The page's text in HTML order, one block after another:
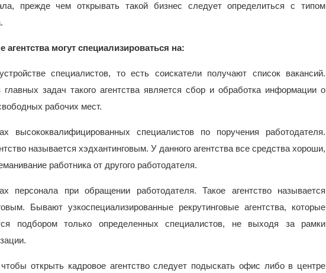
прежде чем открывать такой бизнес следует определиться с типом
агентства могут специализироваться на:
специалистов, то есть соискатели получают список вакансий.
задач такого агентства является сбор и обработка информации о
рабочих мест.
высококвалифицированных специалистов по поручения работодателя.
называется хэдхантинговым. У данного агентства все средства хороши,
работника от другого работодателя.
персонала при обращении работодателя. Такое агентство называется
Бывают узкоспециализированные рекрутинговые агентства, которые
подбором только определенных специалистов, не выходя за рамки
открыть кадровое агентство следует подыскать офис либо в центре